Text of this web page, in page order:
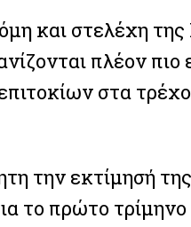
και στελέχη
πλέον
στα
την εκτίμησή
το πρώτο